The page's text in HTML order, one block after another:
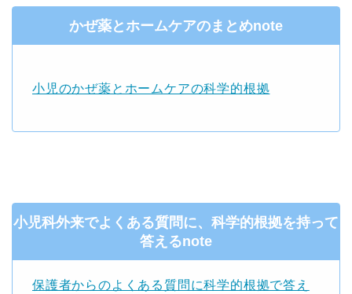
かぜ薬とホームケアのまとめnote
小児のかぜ薬とホームケアの科学的根拠
小児科外来でよくある質問に、科学的根拠を持って
答えるnote
保護者からのよくある質問に科学的根拠で答え